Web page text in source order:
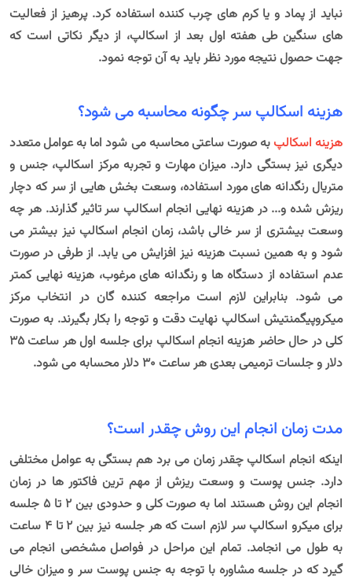
نباید از پماد و یا کرم های چرب کننده استفاده کرد. پرهیز از فعالیت
های سنگین طی هفته اول بعد از اسکالپ، از دیگر نکاتی است که
جهت حصول نتیجه مورد نظر باید به آن توجه نمود.
هزینه اسکالپ سر چگونه محاسبه می شود؟
هزینه اسکالپ به صورت ساعتی محاسبه می شود اما به عوامل متعدد
دیگری نیز بستگی دارد. میزان مهارت و تجربه مرکز اسکالپ، جنس و
متریال رنگدانه های مورد استفاده، وسعت بخش هایی از سر که دچار
ریزش شده و... در هزینه نهایی انجام اسکالپ سر تاثیر گذارند. هر چه
وسعت بیشتری از سر خالی باشد، زمان انجام اسکالپ نیز بیشتر می
شود و به همین نسبت هزینه نیز افزایش می یابد. از طرفی در صورت
عدم استفاده از دستگاه ها و رنگدانه های مرغوب، هزینه نهایی کمتر
می شود. بنابراین لازم است مراجعه کننده گان در انتخاب مرکز
میکروپیگمنتیش اسکالپ نهایت دقت و توجه را بکار بگیرند. به صورت
کلی در حال حاضر هزینه انجام اسکالپ برای جلسه اول هر ساعت 35
دلار و جلسات ترمیمی بعدی هر ساعت 30 دلار محسابه می شود.
مدت زمان انجام این روش چقدر است؟
اینکه انجام اسکالپ چقدر زمان می برد هم بستگی به عوامل مختلفی
دارد. جنس پوست و وسعت ریزش از مهم ترین فاکتور ها در زمان
انجام این روش هستند اما به صورت کلی و حدودی بین 2 تا 5 جلسه
برای میکرو اسکالپ سر لازم است که هر جلسه نیز بین 2 تا 4 ساعت
به طول می انجامد. تمام این مراحل در فواصل مشخصی انجام می
گیرد که در جلسه مشاوره با توجه به جنس پوست سر و میزان خالی